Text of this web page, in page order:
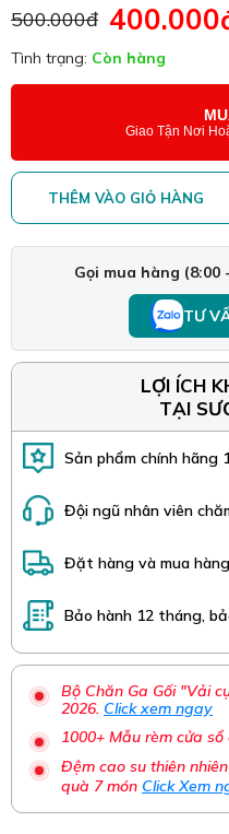
500.000đ
Tình trạng: Còn hàng
Giao Tận Nơi
THÊM VÀO GIỎ HÀNG
Gọi mua hàng (8:00
TƯ
LỢI ÍCH
TẠI
Sản phẩm chính hãng
Đội ngũ nhân viên
Đặt hàng và mua
Bảo hành 12 tháng,
Bộ Chăn Ga Gối "Vải
2026. Click xem ngay
1000+ Mẫu rèm cửa sổ
Đệm cao su thiên
quà 7 món Click Xem